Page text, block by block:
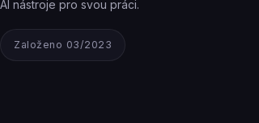
AI nástroje pro svou práci.
Založeno 03/2023